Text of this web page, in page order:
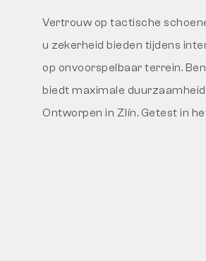
Vertrouw op tactische
u zekerheid bieden tijdens
op onvoorspelbaar terrein.
biedt maximale
Ontworpen in Zlín. Getest in